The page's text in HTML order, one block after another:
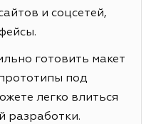
и соцсетей,
готовить макет
под
легко влиться
разработки.